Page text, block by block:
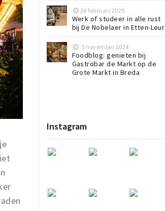
26 februari 2025
Werk of studeer in alle rust
bij De Nobelaer in Etten-Leur
5 november 2024
Foodblog: genieten bij
Gastrobar de Markt op de
Grote Markt in Breda
Instagram